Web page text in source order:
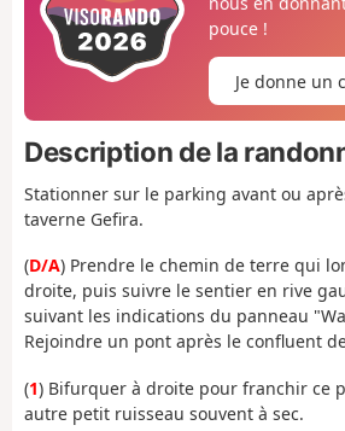
pouce !
Je donne un
Description de la
Stationner sur le parking avant ou
taverne Gefira.
(D/A) Prendre le chemin de terre qui
droite, puis suivre le sentier en rive
suivant les indications du panneau
Rejoindre un pont après le confluent
(1) Bifurquer à droite pour franchir ce
autre petit ruisseau souvent à sec.